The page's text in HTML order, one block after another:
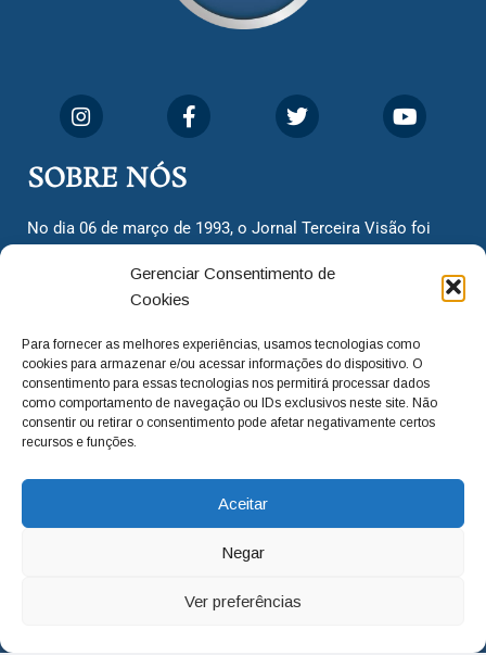
Gerenciar Consentimento de
Cookies
Para fornecer as melhores experiências, usamos tecnologias como
cookies para armazenar e/ou acessar informações do dispositivo. O
consentimento para essas tecnologias nos permitirá processar dados
como comportamento de navegação ou IDs exclusivos neste site. Não
consentir ou retirar o consentimento pode afetar negativamente certos
recursos e funções.
Aceitar
Negar
Ver preferências
SOBRE NÓS
No dia 06 de março de 1993, o Jornal Terceira Visão foi
cidadãos valinhenses, já que naquela época só existiam
dois jornais. Há mais de 30 anos, o jornal continua
com o foco de trazer as melhores notícias. Nunca
deixamos de lado as necessidades do cidadão, sempre
questionando os órgãos públicos em busca de melhorias
para a cidade e sempre cobrando resoluções para casos
adm@jtv.com.br
(19) 3929-6225